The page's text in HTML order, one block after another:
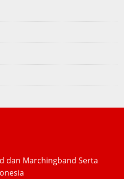
dan Marchingband Serta